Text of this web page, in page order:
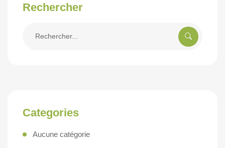
Rechercher
pour:
Categories
Aucune catégorie